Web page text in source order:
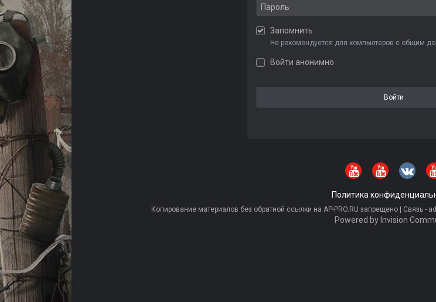
Запомнить
Не рекомендуется для компьютеров с общим
Войти анонимно
Войти
Политика
Копирование материалов без обратной ссылки на AP-PRO.RU запрещено | Связь -
Powered by Invision